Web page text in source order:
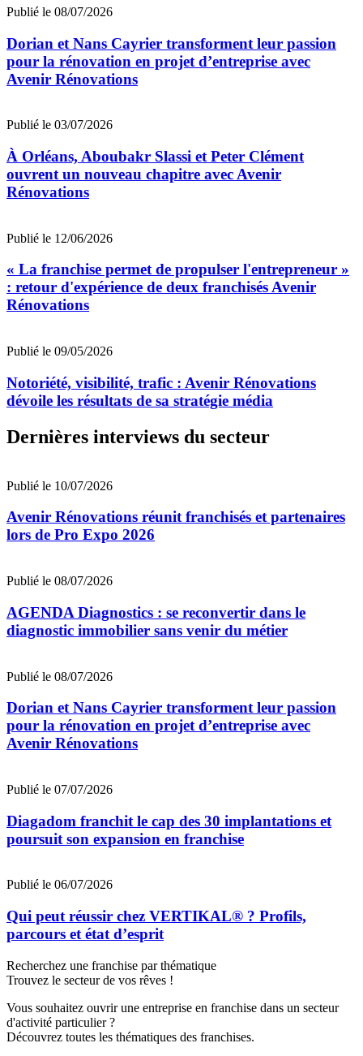
Publié le 08/07/2026
Dorian et Nans Cayrier transforment leur passion
pour la rénovation en projet d’entreprise avec
Avenir Rénovations
Publié le 03/07/2026
À Orléans, Aboubakr Slassi et Peter Clément
ouvrent un nouveau chapitre avec Avenir
Rénovations
Publié le 12/06/2026
« La franchise permet de propulser l'entrepreneur »
: retour d'expérience de deux franchisés Avenir
Rénovations
Publié le 09/05/2026
Notoriété, visibilité, trafic : Avenir Rénovations
dévoile les résultats de sa stratégie média
Dernières interviews du secteur
Publié le 10/07/2026
Avenir Rénovations réunit franchisés et partenaires
lors de Pro Expo 2026
Publié le 08/07/2026
AGENDA Diagnostics : se reconvertir dans le
diagnostic immobilier sans venir du métier
Publié le 08/07/2026
Dorian et Nans Cayrier transforment leur passion
pour la rénovation en projet d’entreprise avec
Avenir Rénovations
Publié le 07/07/2026
Diagadom franchit le cap des 30 implantations et
poursuit son expansion en franchise
Publié le 06/07/2026
Qui peut réussir chez VERTIKAL® ? Profils,
parcours et état d’esprit
Recherchez une franchise par thématique
Trouvez le secteur de vos rêves !
Vous souhaitez ouvrir une entreprise en franchise dans un secteur
d'activité particulier ?
Découvrez toutes les thématiques des franchises.